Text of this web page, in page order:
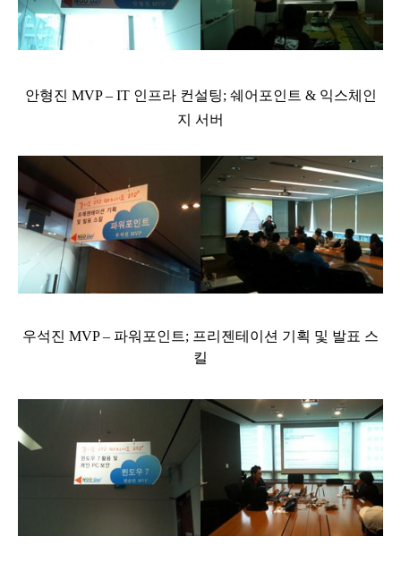
안형진 MVP – IT 인프라 컨설팅; 쉐어포인트 & 익스체인
지 서버
우석진 MVP – 파워포인트; 프리젠테이션 기획 및 발표 스
킬